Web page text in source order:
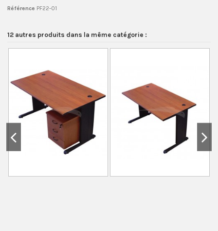
Référence PF22-01
12 autres produits dans la même catégorie :